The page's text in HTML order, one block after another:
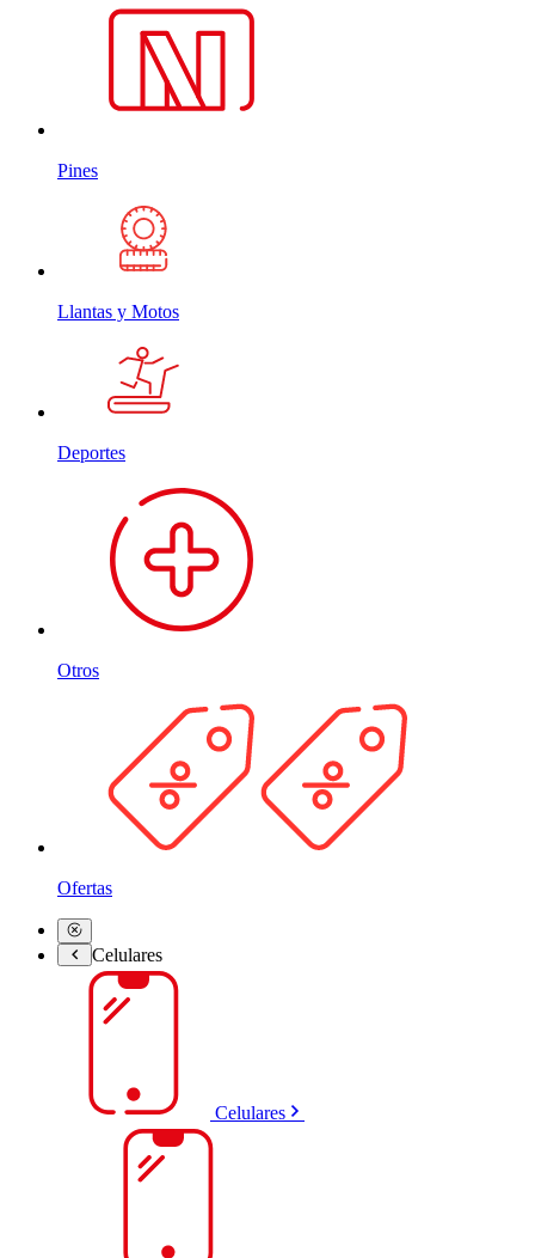
Pines
Llantas y Motos
Deportes
Otros
Ofertas
Celulares
Celulares